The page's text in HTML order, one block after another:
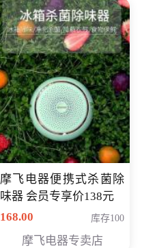
摩飞电器便携式杀菌除
味器 会员专享价138元
168.00
库存100
摩飞电器专卖店